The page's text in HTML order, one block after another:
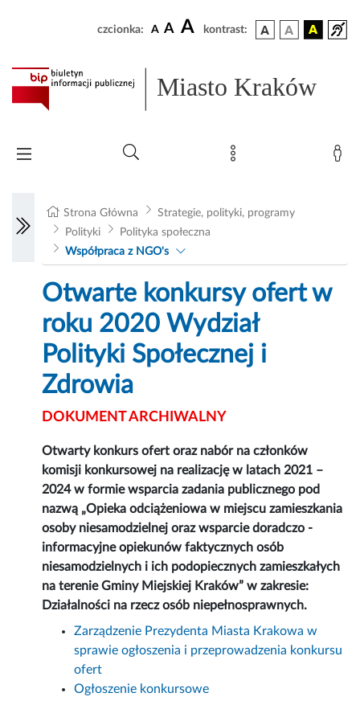
czcionka: A A A kontrast:
Miasto Kraków
Strona Główna
Strategie, polityki, programy
Polityki
Polityka społeczna
Współpraca z NGO's
Otwarte konkursy ofert w
roku 2020 Wydział
Polityki Społecznej i
Zdrowia
DOKUMENT ARCHIWALNY
Otwarty konkurs ofert oraz nabór na członków
komisji konkursowej na realizację w latach 2021 –
2024 w formie wsparcia zadania publicznego pod
nazwą „Opieka odciążeniowa w miejscu zamieszkania
osoby niesamodzielnej oraz wsparcie doradczo -
informacyjne opiekunów faktycznych osób
niesamodzielnych i ich podopiecznych zamieszkałych
na terenie Gminy Miejskiej Kraków” w zakresie:
Działalności na rzecz osób niepełnosprawnych.
Zarządzenie Prezydenta Miasta Krakowa w
sprawie ogłoszenia i przeprowadzenia konkursu
ofert
Ogłoszenie konkursowe